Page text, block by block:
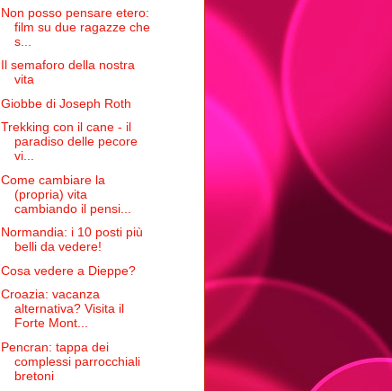
Non posso pensare etero:
film su due ragazze che
s...
Il semaforo della nostra
vita
Giobbe di Joseph Roth
Trekking con il cane - il
paradiso delle pecore
vi...
Come cambiare la
(propria) vita
cambiando il pensi...
Normandia: i 10 posti più
belli da vedere!
Cosa vedere a Dieppe?
Croazia: vacanza
alternativa? Visita il
Forte Mont...
Pencran: tappa dei
complessi parrocchiali
bretoni